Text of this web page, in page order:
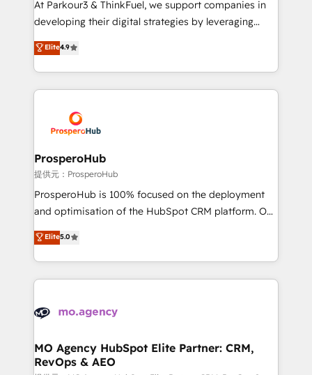
growth and positioning yourself as an undisputed
transformation process A methodology designed to
implement HubSpot effectively and optimize your
record of business transformation, our growth-first
approach has helped brands dominate their
At Parkour3 & ThinkFuel, we support companies in
developing their digital strategies by leveraging
technologies and automating their marketing and
sales processes to generate growth. Our offer spans
from Strategy to Operations. We specialize in CRM
onboarding and implementation, web design, sales
extensive experience working with tech companies
and manufacturers since 2002, we are committed to
empowering our clients and developing their
autonomy. Get to grips with HubSpot through
guided implementation and seamless integration of
the CRM platform into your digital ecosystem. Would
marketing strategy? We'll provide support tailored
to your needs and sales objectives. With 125+
Accreditations. Based in Canada (coast to coast), our
services are offered in both English & French.
Elite4.9
ProsperoHub
提供元：ProsperoHub
ProsperoHub is 100% focused on the deployment
and optimisation of the HubSpot CRM platform. Our
highly experienced team of solutions experts will
ensure that you achieve maximum adoption and
ROI from your HubSpot investment. Use our
extensive HubSpot, sales, marketing, service and
HubSpot journey, design and implement your
infrastructure to life. Our collaborative approach
keeps you in control whilst we plan and support the
Elite5.0
MO Agency HubSpot Elite Partner: CRM,
RevOps & AEO